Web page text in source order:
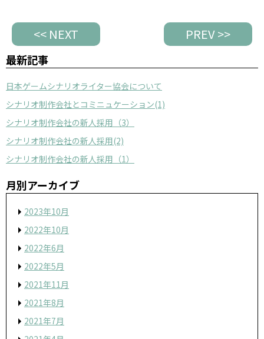
<< NEXT PREV >>
最新記事
日本ゲームシナリオライター協会について
シナリオ制作会社とコミニュケーション(1)
シナリオ制作会社の新人採用（3）
シナリオ制作会社の新人採用(2)
シナリオ制作会社の新人採用（1）
月別アーカイブ
2023年10月
2022年10月
2022年6月
2022年5月
2021年11月
2021年8月
2021年7月